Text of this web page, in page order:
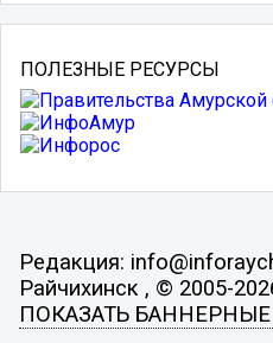
ПОЛЕЗНЫЕ РЕСУРСЫ
Редакция:
Райчихинск , © 2005-
ПОКАЗАТЬ